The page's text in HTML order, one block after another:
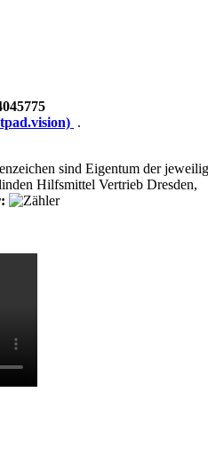
.
sind Eigentum der
Hilfsmittel Vertrieb Dresden,